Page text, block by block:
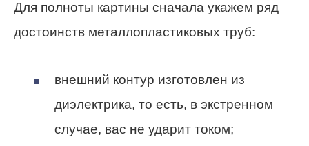
Для полноты картины сначала укажем ряд
достоинств металлопластиковых труб:
внешний контур изготовлен из
диэлектрика, то есть, в экстренном
случае, вас не ударит током;